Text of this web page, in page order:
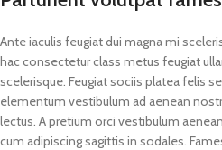
Ante iaculis feugiat dui magna mi
hac consectetur class metus feugiat
scelerisque. Feugiat sociis platea felis
elementum vestibulum ad aenean
lectus. A pretium orci vestibulum
cum adipiscing sagittis in sodales.